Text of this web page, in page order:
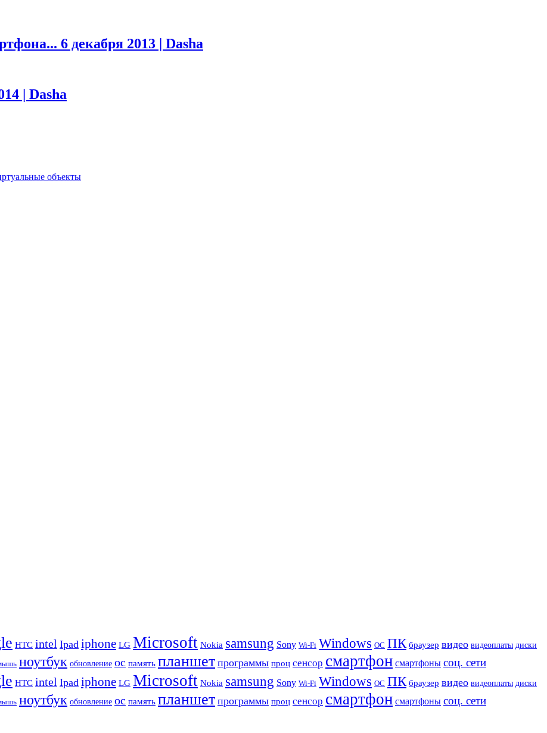
6 декабря 2013 | Dasha
| Dasha
объекты
HTC intel Ipad iphone LG Microsoft Nokia samsung Sony Wi-Fi Windows ОС ПК браузер видео видеоплаты диски
ноутбук обновление ос память планшет программы проц сенсор смартфон смартфоны соц. сети
HTC intel Ipad iphone LG Microsoft Nokia samsung Sony Wi-Fi Windows ОС ПК браузер видео видеоплаты диски
ноутбук обновление ос память планшет программы проц сенсор смартфон смартфоны соц. сети